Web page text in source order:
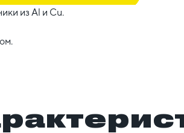
из Al и Cu.